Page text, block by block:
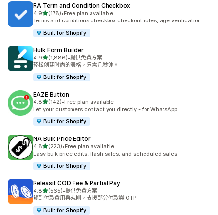
RA Term and Condition Checkbox
4.9滿分 5 顆星
(178)
共有 178 則評價
•Free plan available
Terms and conditions checkbox checkout rules, age verification
Built for Shopify
Hulk Form Builder
4.9滿分 5 顆星
(1,886)
共有 1886 則評價
•提供免費方案
轻松创建时尚的表格，只需几秒钟。
Built for Shopify
EAZE Button
4.8滿分 5 顆星
(142)
共有 142 則評價
•Free plan available
Let your customers contact you directly - for WhatsApp
Built for Shopify
NA Bulk Price Editor
4.8滿分 5 顆星
(223)
共有 223 則評價
•Free plan available
Easy bulk price edits, flash sales, and scheduled sales
Built for Shopify
Releasit COD Fee & Partial Pay
4.8滿分 5 顆星
(565)
共有 565 則評價
•提供免費方案
貨到付款費用與規則，支援部分付款與 OTP
Built for Shopify